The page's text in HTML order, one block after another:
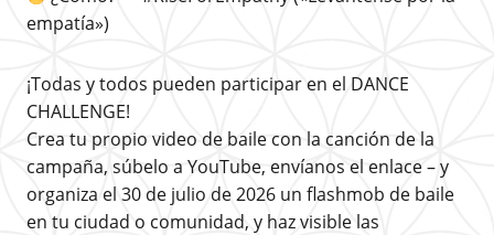
empatía»)
¡Todas y todos pueden participar en el DANCE
CHALLENGE!
Crea tu propio video de baile con la canción de la
campaña, súbelo a YouTube, envíanos el enlace – y
organiza el 30 de julio de 2026 un flashmob de baile
en tu ciudad o comunidad, y haz visible las